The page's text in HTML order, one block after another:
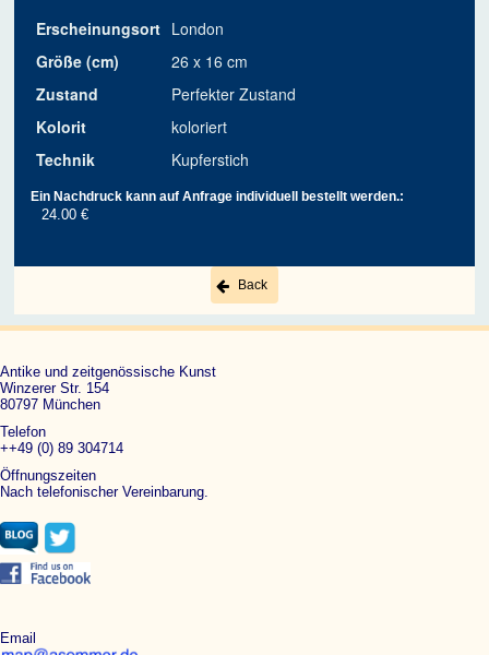
Erscheinungsort London
Größe (cm)
26 x 16 cm
Zustand
Perfekter Zustand
Kolorit
koloriert
Technik
Kupferstich
Ein Nachdruck kann auf Anfrage individuell bestellt werden.:
24.00 €
Back
Antike und zeitgenössische Kunst
Winzerer Str. 154
80797 München
Telefon
++49 (0) 89 304714
Öffnungszeiten
Nach telefonischer Vereinbarung.
Email